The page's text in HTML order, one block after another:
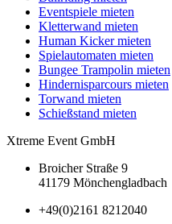
Eventspiele mieten
Kletterwand mieten
Human Kicker mieten
Spielautomaten mieten
Bungee Trampolin mieten
Hindernisparcours mieten
Torwand mieten
Schießstand mieten
Xtreme Event GmbH
Broicher Straße 9
41179 Mönchengladbach
+49(0)2161 8212040